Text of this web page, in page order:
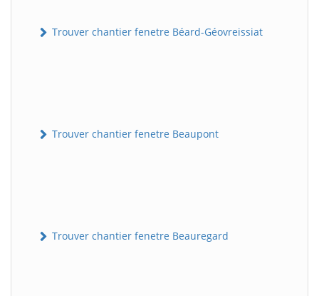
Trouver chantier fenetre Béard-Géovreissiat
Trouver chantier fenetre Beaupont
Trouver chantier fenetre Beauregard